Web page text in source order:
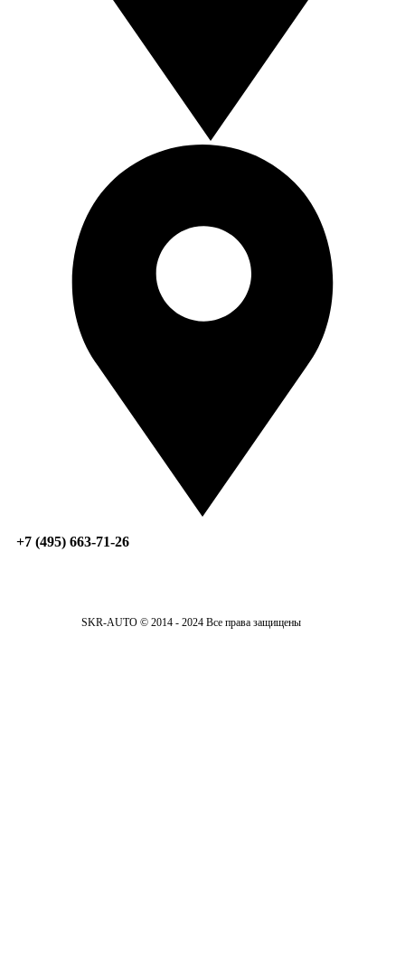
+7 (495) 663-71-26
SKR-AUTO © 2014 - 2024 Все права защищены